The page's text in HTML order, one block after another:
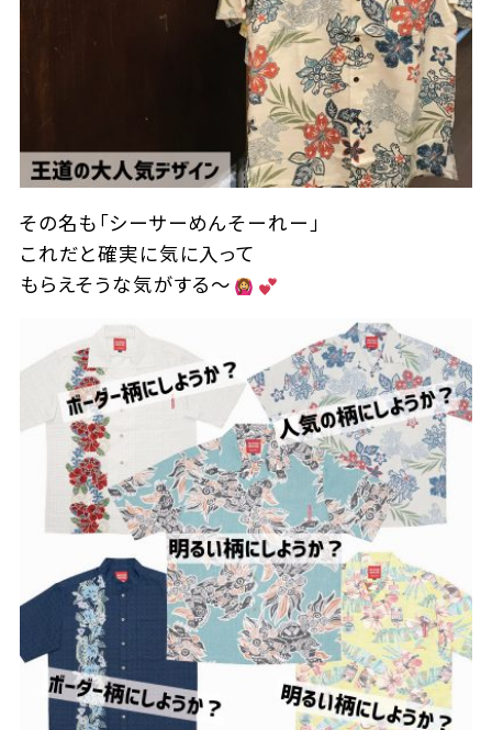
その名も「シーサーめんそーれー」
これだと確実に気に入って
もらえそうな気がする～